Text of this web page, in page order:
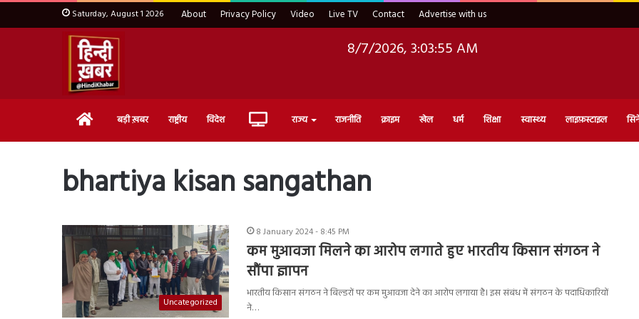
Saturday, August 1 2026 About Privacy Policy Video Live TV Contact Advertise with us
8/7/2026, 3:03:56 AM
Home बड़ी ख़बर राष्ट्रीय विदेश Live राज्य राजनीति क्राइम खेल धर्म शिक्षा स्वास्थ्य लाइफ़स्टाइल
bhartiya kisan sangathan
Uncategorized
8 January 2024 - 8:45 PM
कम मुआवजा मिलने का आरोप लगाते हुए भारतीय किसान संगठन ने
सौंपा ज्ञापन
भारतीय किसान संगठन ने बिल्डरों पर कम मुआवजा देने का आरोप लगाया है। इस संबंध में संगठन के पदाधिकारियों
ने…